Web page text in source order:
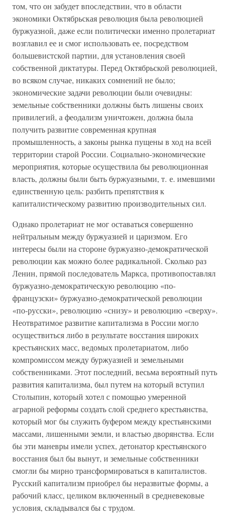
том, что он забудет впоследствии, что в области
экономики Октябрьская революция была революцией
буржуазной, даже если политически именно пролетариат
возглавил ее и смог использовать ее, посредством
большевистской партии, для установления своей
собственной диктатуры. Перед Октябрьской революцией,
во всяком случае, никаких сомнений не было;
экономические задачи революции были очевидны:
земельные собственники должны быть лишены своих
привилегий, а феодализм уничтожен, должна была
получить развитие современная крупная
промышленность, а законы рынка пущены в ход на всей
территории старой России. Социально-экономические
мероприятия, которые осуществила бы революционная
власть, должны были быть буржуазными, т. е. имевшими
единственную цель: разбить препятствия к
капиталистическому развитию производительных сил.
Однако пролетариат не мог оставаться совершенно
нейтральным между буржуазией и царизмом. Его
интересы были на стороне буржуазно-демократической
революции как можно более радикальной. Сколько раз
Ленин, прямой последователь Маркса, противопоставлял
буржуазно-демократическую революцию «по-
французски» буржуазно-демократической революции
«по-русски», революцию «снизу» и революцию «сверху».
Неотвратимое развитие капитализма в России могло
осуществиться либо в результате восстания широких
крестьянских масс, ведомых пролетариатом, либо
компромиссом между буржуазией и земельными
собственниками. Этот последний, весьма вероятный путь
развития капитализма, был путем на который вступил
Столыпин, который хотел с помощью умеренной
аграрной реформы создать слой среднего крестьянства,
который мог бы служить буфером между крестьянскими
массами, лишенными земли, и властью дворянства. Если
бы эти маневры имели успех, детонатор крестьянского
восстания был бы вынут, и земельные собственники
смогли бы мирно трансформироваться в капиталистов.
Русский капитализм приобрел бы неразвитые формы, а
рабочий класс, целиком включенный в средневековые
условия, складывался бы с трудом.